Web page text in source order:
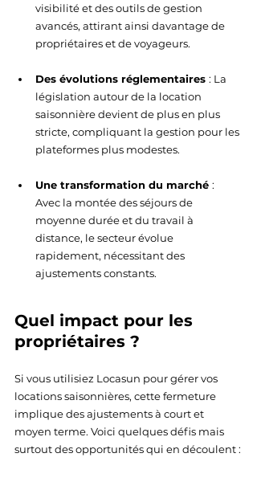
visibilité et des outils de gestion
avancés, attirant ainsi davantage de
propriétaires et de voyageurs.
Des évolutions réglementaires : La
législation autour de la location
saisonnière devient de plus en plus
stricte, compliquant la gestion pour les
plateformes plus modestes.
Une transformation du marché :
Avec la montée des séjours de
moyenne durée et du travail à
distance, le secteur évolue
rapidement, nécessitant des
ajustements constants.
Quel impact pour les
propriétaires ?
Si vous utilisiez Locasun pour gérer vos
locations saisonnières, cette fermeture
implique des ajustements à court et
moyen terme. Voici quelques défis mais
surtout des opportunités qui en découlent :